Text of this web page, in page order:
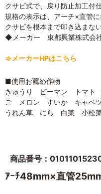
クサビ式で、戻り防止加工付
規格の表示は、アーチ×直管に
クサビを根本まで叩き込まな
◆メーカー 東都興業株式会
⇒メーカーHPはこちら
■使用お薦め作物
きゅうり ピーマン トマ
ご メロン すいか キャベ
うれん草 にら 白菜 小松
商品番号：
ｱｰﾁ48mm×直管